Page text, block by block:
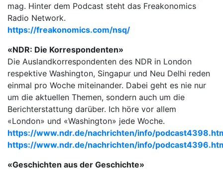
mag. Hinter dem Podcast steht das Freakonomics
Radio Network.
https://freakonomics.com/nsq/
«NDR: Die Korrespondenten»
Die Auslandkorrespondenten des NDR in London
respektive Washington, Singapur und Neu Delhi reden
einmal pro Woche miteinander. Dabei geht es nie nur
um die aktuellen Themen, sondern auch um die
Berichterstattung darüber. Ich höre vor allem
«London» und «Washington» jede Woche.
https://www.ndr.de/nachrichten/info/
https://www.ndr.de/nachrichten/info/
«Geschichten aus der Geschichte»